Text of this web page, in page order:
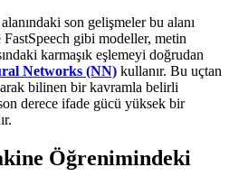
son gelişmeler bu alanı
gibi modeller, metin
karmaşık eşlemeyi doğrudan
Networks (NN) kullanır. Bu uçtan
bilinen bir kavramla belirli
derece ifade gücü yüksek bir
Öğrenimindeki